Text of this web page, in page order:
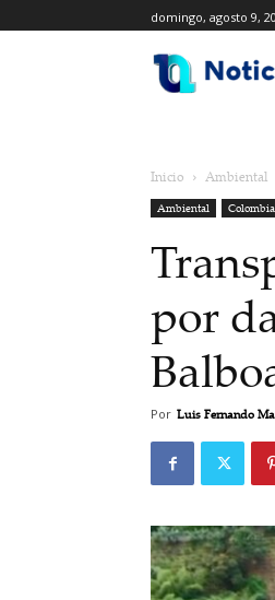
domingo, agosto 9,
Inicio Ambiental
Ambiental Colombia
por
Por Luis Fernando